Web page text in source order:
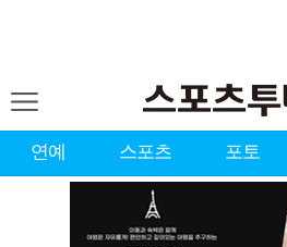
연예 스포츠 포토